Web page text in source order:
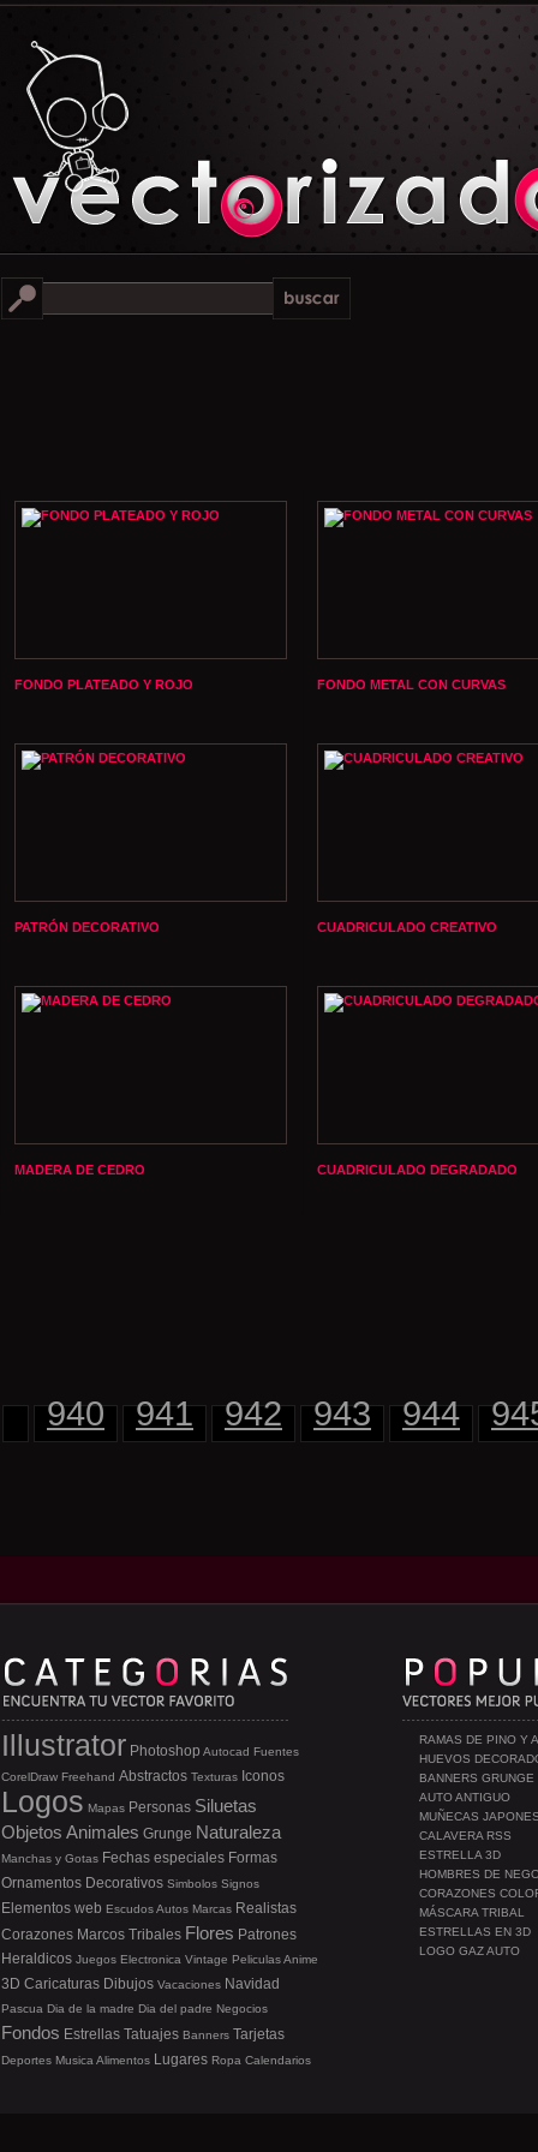
FONDO PLATEADO Y ROJO FONDO METAL CON CURVAS
PATRÓN DECORATIVO CUADRICULADO CREATIVO
MADERA DE CEDRO CUADRICULADO DEGRADADO
940 941 942 943 944
RAMAS DE PINO Y
HUEVOS
BANNERS GRUNGE
AUTO ANTIGUO
MUÑECAS
CALAVERA RSS
ESTRELLA 3D
HOMBRES DE
CORAZONES
MÁSCARA TRIBAL
ESTRELLAS EN 3D
LOGO GAZ AUTO
Illustrator Photoshop Autocad Fuentes
CorelDraw Freehand Abstractos Texturas Iconos
Logos Mapas Personas Siluetas
Objetos Animales Grunge Naturaleza
Manchas y Gotas Fechas especiales Formas
Ornamentos Decorativos Simbolos Signos
Elementos web EscudosAutos Marcas Realistas
Corazones Marcos Tribales Flores Patrones
Heraldicos Juegos Electronica Vintage PeliculasAnime
3D Caricaturas Dibujos Vacaciones Navidad
Pascua Dia de la madre Dia del padre Negocios
Fondos Estrellas Tatuajes Banners Tarjetas
Deportes Musica Alimentos Lugares Ropa Calendarios